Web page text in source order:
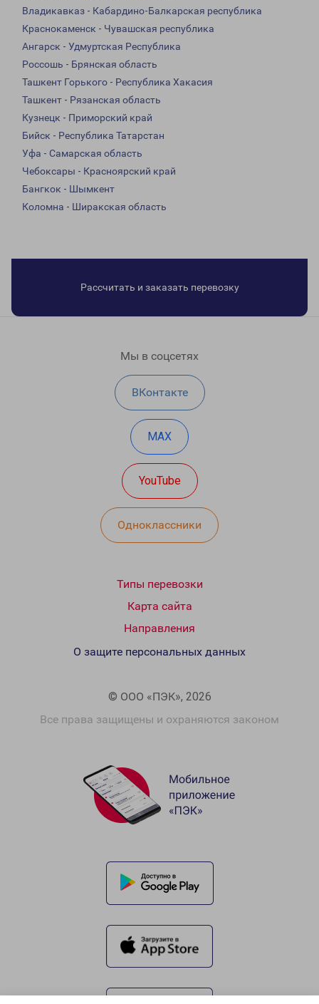
Владикавказ - Кабардино-Балкарская республика
Краснокаменск - Чувашская республика
Ангарск - Удмуртская Республика
Россошь - Брянская область
Ташкент Горького - Республика Хакасия
Ташкент - Рязанская область
Кузнецк - Приморский край
Бийск - Республика Татарстан
Уфа - Самарская область
Чебоксары - Красноярский край
Бангкок - Шымкент
Коломна - Ширакская область
Рассчитать и заказать перевозку
Мы в соцсетях
ВКонтакте
MAX
YouTube
Одноклассники
Типы перевозки
Карта сайта
Направления
© ООО «ПЭК», 2026
Все права защищены и охраняются законом
О защите персональных данных